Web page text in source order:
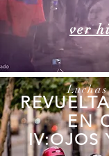
ver
EN
IV:OJOS